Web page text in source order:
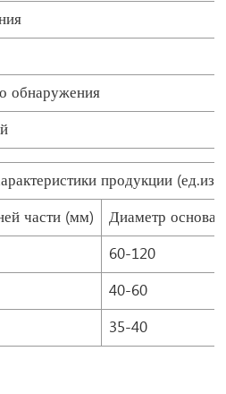
обнаружения
продукции
части (мм)
Диаметр
60-120
40-60
35-40